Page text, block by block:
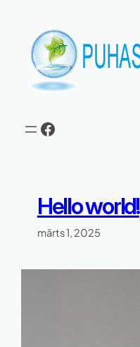
juurde
Facebook
Hello world!
märts 1, 2025